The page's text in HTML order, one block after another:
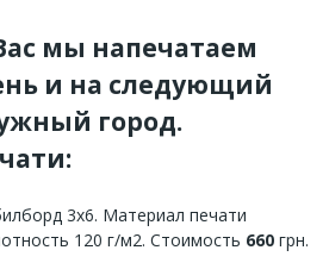
мы напечатаем
и на следующий
город.
3х6. Материал печати
120 г/м2. Стоимость 660 грн.